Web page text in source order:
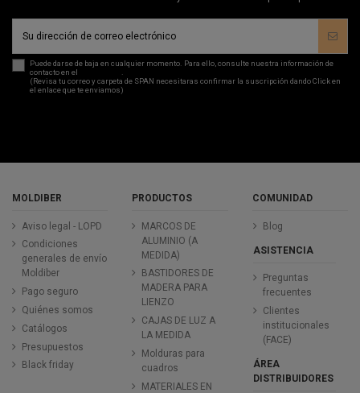
Puede darse de baja en cualquier momento. Para ello, consulte nuestra información de
contacto en el
(Revisa tu correo y carpeta de SPAN necesitaras confirmar la suscripción dando Click en
el enlace que te enviamos)
MOLDIBER
Aviso legal - LOPD
Condiciones
generales de envío
Moldiber
Pago seguro
Quiénes somos
Catálogos
Presupuestos
Black friday
PRODUCTOS
MARCOS DE
ALUMINIO (A
MEDIDA)
BASTIDORES DE
MADERA PARA
LIENZO
CAJAS DE LUZ A
LA MEDIDA
Molduras para
cuadros
MATERIALES EN
COMUNIDAD
Blog
ASISTENCIA
Preguntas
frecuentes
Clientes
institucionales
(FACE)
ÁREA
DISTRIBUIDORES